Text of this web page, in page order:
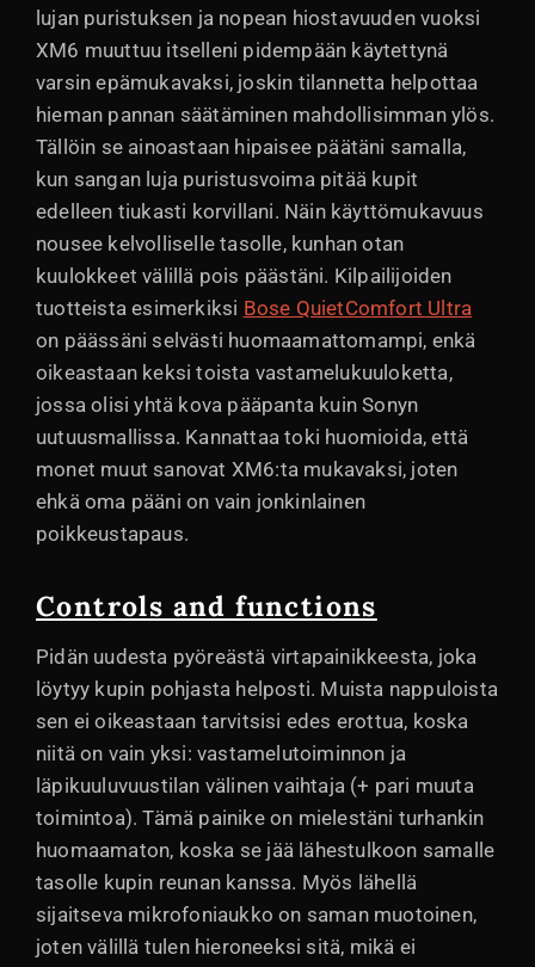
lujan puristuksen ja nopean hiostavuuden vuoksi
XM6 muuttuu itselleni pidempään käytettynä
varsin epämukavaksi, joskin tilannetta helpottaa
hieman pannan säätäminen mahdollisimman ylös.
Tällöin se ainoastaan hipaisee päätäni samalla,
kun sangan luja puristusvoima pitää kupit
edelleen tiukasti korvillani. Näin käyttömukavuus
nousee kelvolliselle tasolle, kunhan otan
kuulokkeet välillä pois päästäni. Kilpailijoiden
tuotteista esimerkiksi Bose QuietComfort Ultra
on päässäni selvästi huomaamattomampi, enkä
oikeastaan keksi toista vastamelukuuloketta,
jossa olisi yhtä kova pääpanta kuin Sonyn
uutuusmallissa. Kannattaa toki huomioida, että
monet muut sanovat XM6:ta mukavaksi, joten
ehkä oma pääni on vain jonkinlainen
poikkeustapaus.
Controls and functions
Pidän uudesta pyöreästä virtapainikkeesta, joka
löytyy kupin pohjasta helposti. Muista nappuloista
sen ei oikeastaan tarvitsisi edes erottua, koska
niitä on vain yksi: vastamelutoiminnon ja
läpikuuluvuustilan välinen vaihtaja (+ pari muuta
toimintoa). Tämä painike on mielestäni turhankin
huomaamaton, koska se jää lähestulkoon samalle
tasolle kupin reunan kanssa. Myös lähellä
sijaitseva mikrofoniaukko on saman muotoinen,
joten välillä tulen hieroneeksi sitä, mikä ei